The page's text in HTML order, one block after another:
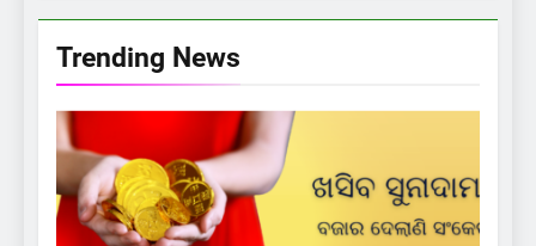
Trending News